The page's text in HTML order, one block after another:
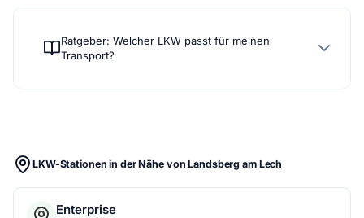
Ratgeber: Welcher LKW passt für meinen
Transport?
LKW-Stationen in der Nähe von Landsberg am Lech
Enterprise